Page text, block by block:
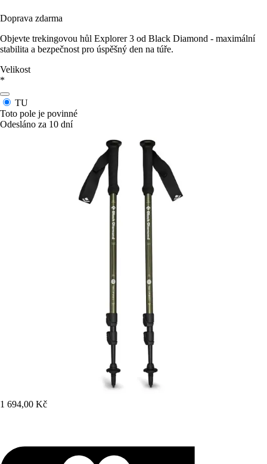
Doprava zdarma
Objevte trekingovou hůl Explorer 3 od Black Diamond - maximální
stabilita a bezpečnost pro úspěšný den na túře.
Velikost
*
TU
Toto pole je povinné
Odesláno za 10 dní
1 694,00 Kč